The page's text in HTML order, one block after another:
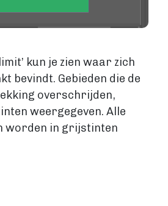
kun je zien waar zich
bevindt. Gebieden die de
overschrijden,
weergegeven. Alle
worden in grijstinten